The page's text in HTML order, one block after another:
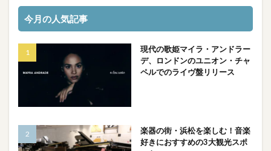
今月の人気記事
現代の歌姫マイラ・アンドラー
デ、ロンドンのユニオン・チャ
ペルでのライヴ盤リリース
楽器の街・浜松を楽しむ！音楽
好きにおすすめの3大観光スポ